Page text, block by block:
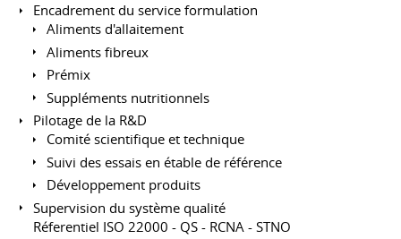
Encadrement du service formulation
Aliments d'allaitement
Aliments fibreux
Prémix
Suppléments nutritionnels
Pilotage de la R&D
Comité scientifique et technique
Suivi des essais en étable de référence
Développement produits
Supervision du système qualité
Réferentiel ISO 22000 - QS - RCNA - STNO